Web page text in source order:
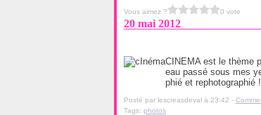
Vous aimez ? 0 vote
20 mai 2012
CINEMA est le thème
eau passé sous mes
phié et rephotographié
Posté par lescreasdeval à 23:42 -
Tags: photos